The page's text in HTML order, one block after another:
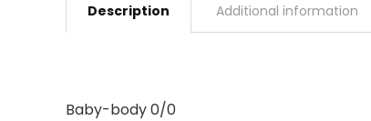
Description Additional information
Baby-body 0/0